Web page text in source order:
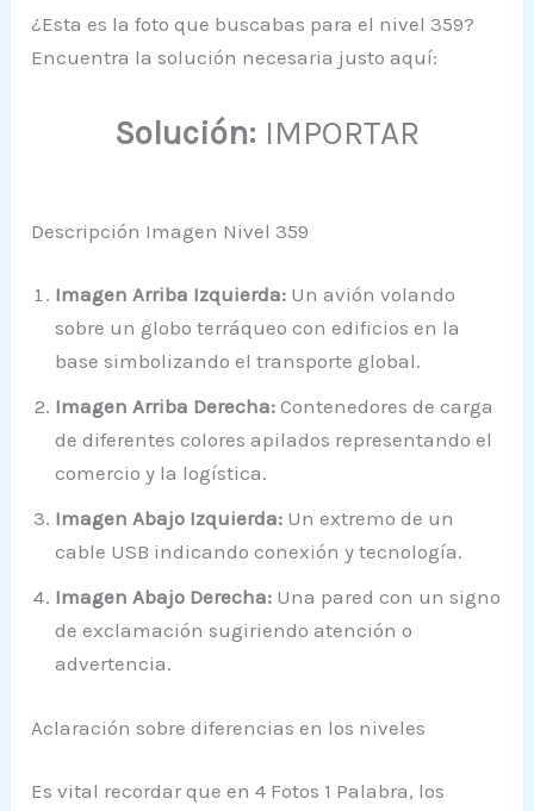
¿Esta es la foto que buscabas para el nivel 359?
Encuentra la solución necesaria justo aquí:
Solución: IMPORTAR
Descripción Imagen Nivel 359
Imagen Arriba Izquierda: Un avión volando
sobre un globo terráqueo con edificios en la
base simbolizando el transporte global.
Imagen Arriba Derecha: Contenedores de carga
de diferentes colores apilados representando el
comercio y la logística.
Imagen Abajo Izquierda: Un extremo de un
cable USB indicando conexión y tecnología.
Imagen Abajo Derecha: Una pared con un signo
de exclamación sugiriendo atención o
advertencia.
Aclaración sobre diferencias en los niveles
Es vital recordar que en 4 Fotos 1 Palabra, los